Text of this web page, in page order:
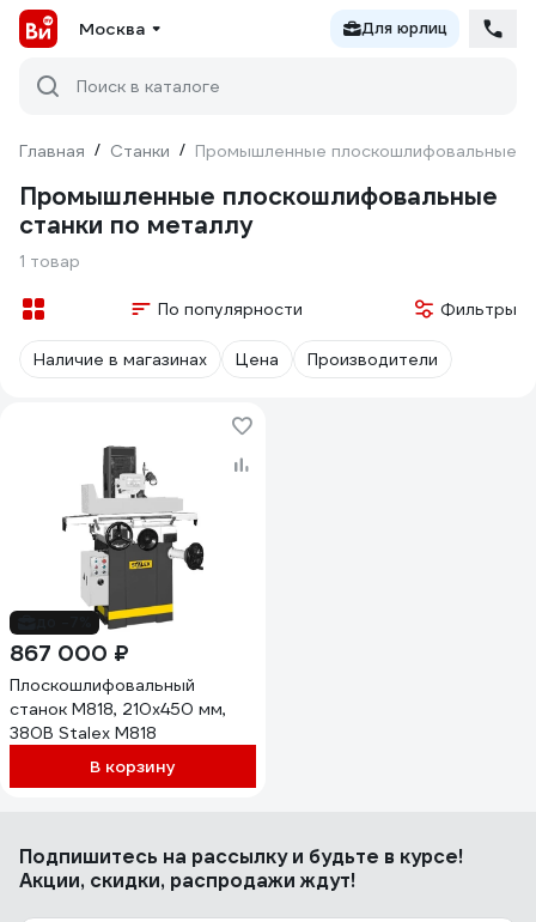
Москва Для юрлиц
Поиск в каталоге
Главная / Станки / Промышленные плоскошлифовальные
Промышленные плоскошлифовальные
станки по металлу
1 товар
По популярности Фильтры
Наличие в магазинах Цена Производители
867 000 ₽
Плоскошлифовальный
станок M818, 210х450 мм,
380В Stalex M818
В корзину
Подпишитесь на рассылкуи будьте в курсе!
Акции, скидки, распродажи ждут!